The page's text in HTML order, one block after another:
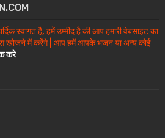
स्वागत है, हमें उम्मीद है की आप हमारी वेबसाइट का
खोजने में करेंगे | आप हमें आपके भजन या अन्य कोई
करे